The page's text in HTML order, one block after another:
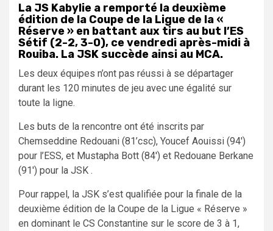
La JS Kabylie a remporté la deuxième
édition de la Coupe de la Ligue de la «
Réserve » en battant aux tirs au but l’ES
Sétif (2-2, 3-0), ce vendredi après-midi à
Rouiba. La JSK succède ainsi au MCA.
Les deux équipes n’ont pas réussi à se départager
durant les 120 minutes de jeu avec une égalité sur
toute la ligne.
Les buts de la rencontre ont été inscrits par
Chemseddine Redouani (81’csc), Youcef Aouissi (94′)
pour l’ESS, et Mustapha Bott (84′) et Redouane Berkane
(91′) pour la JSK .
Pour rappel, la JSK s’est qualifiée pour la finale de la
deuxième édition de la Coupe de la Ligue « Réserve »
en dominant le CS Constantine sur le score de 3 à 1,